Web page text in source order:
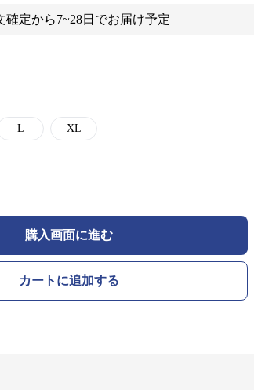
確定から7~28日でお届け予定
L XL
購入画面に進む
カートに追加する